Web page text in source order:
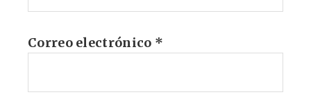
Correo electrónico *